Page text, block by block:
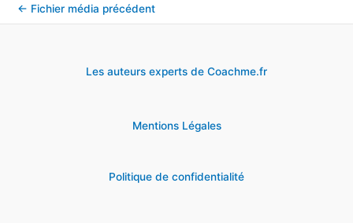
← Fichier média précédent
Les auteurs experts de Coachme.fr
Mentions Légales
Politique de confidentialité